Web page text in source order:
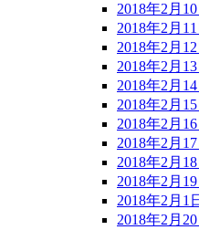
2018年2月10
2018年2月11
2018年2月12
2018年2月13
2018年2月14
2018年2月15
2018年2月16
2018年2月17
2018年2月18
2018年2月19
2018年2月1
2018年2月20